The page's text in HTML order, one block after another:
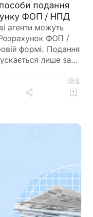
подання
ФОП / НПД
агенти можуть
ФОП /
формі. Подання
лише за
5